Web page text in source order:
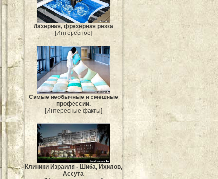
Лазерная, фрезерная резка
[Интересное]
Самые необычные и смешные
профессии.
[Интересные факты]
Клиники Израиля - Шиба, Ихилов,
Ассута